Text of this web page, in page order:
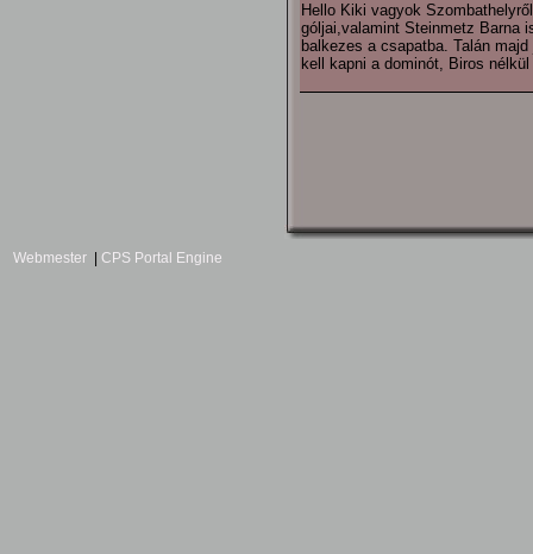
Hello Kiki vagyok
góljai,valamint Steinmetz Barna
balkezes a csapatba. Talán
kell kapni a dominót, Biros
Webmester CPS Portal Engine